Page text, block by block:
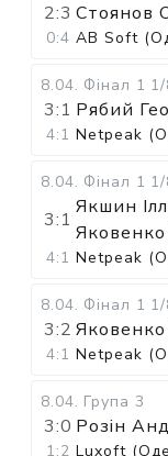
2:3 Стоянов
0:4 AB Soft
8.04. Фінал 1
3:1 Рябий
4:1 Netpeak
8.04. Фінал 1
3:1
Якшин
4:1 Netpeak
8.04. Фінал 1
3:2
4:1 Netpeak
8.04. Група 3
3:0 Розін
1:2 Luxoft